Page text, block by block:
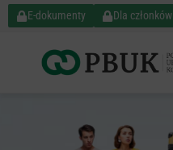
E-dokumenty Dla członków